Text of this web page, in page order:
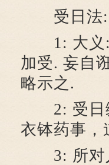
受日法:
1: 大义:
加受. 妄自
略示之.
2: 受日缘
衣钵药事，
3: 所对人